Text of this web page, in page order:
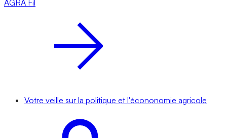
AGRA Fil
Votre veille sur la politique et l'écononomie agricole